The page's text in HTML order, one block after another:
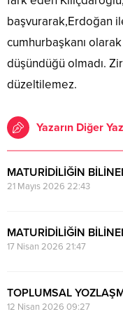
başvurarak,Erdoğan
cumhurbaşkanı
düşündüğü olmadı.
düzeltilemez.
Yazarın Diğer
MATURİDİLİĞİN
21 Mayıs 2026 22:43
MATURİDİLİĞİN
17 Nisan 2026 21:47
TOPLUMSAL
12 Nisan 2026 09:27